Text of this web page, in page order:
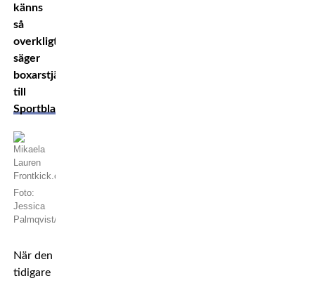
känns
så
overkligt,
säger
boxarstjärnan
till
Sportbladet
Foto:
Jessica
Palmqvist/Privat
När den
tidigare